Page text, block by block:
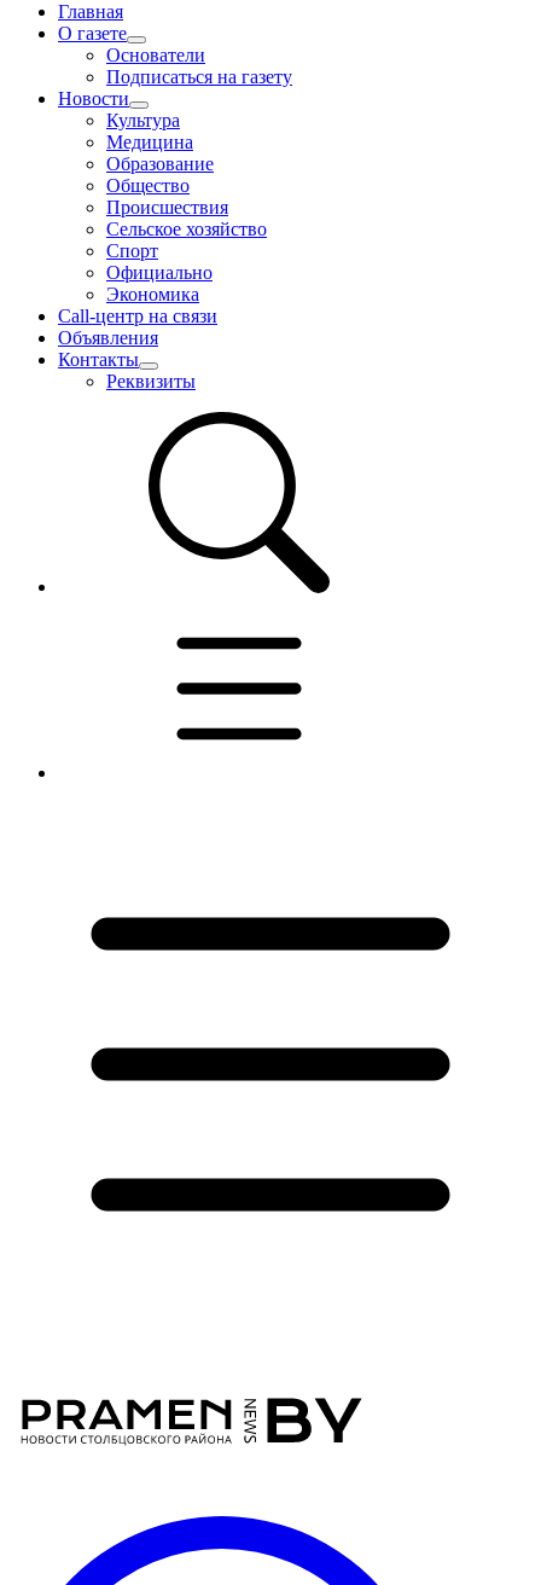
Главная
О газете
Основатели
Подписаться на газету
Новости
Культура
Медицина
Образование
Общество
Происшествия
Сельское хозяйство
Спорт
Официально
Экономика
Call-центр на связи
Объявления
Контакты
Реквизиты